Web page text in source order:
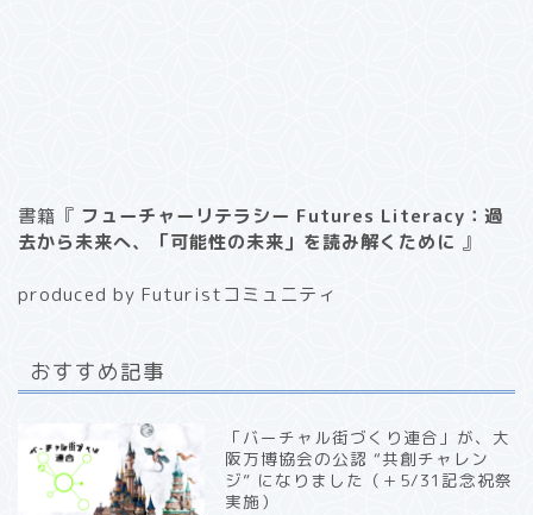
書籍『 フューチャーリテラシー Futures Literacy：過
去から未来へ、「可能性の未来」を読み解くために 』
produced by Futuristコミュニティ
おすすめ記事
「バーチャル街づくり連合」が、大
阪万博協会の公認 “共創チャレン
ジ” になりました（＋5/31記念祝祭
実施）